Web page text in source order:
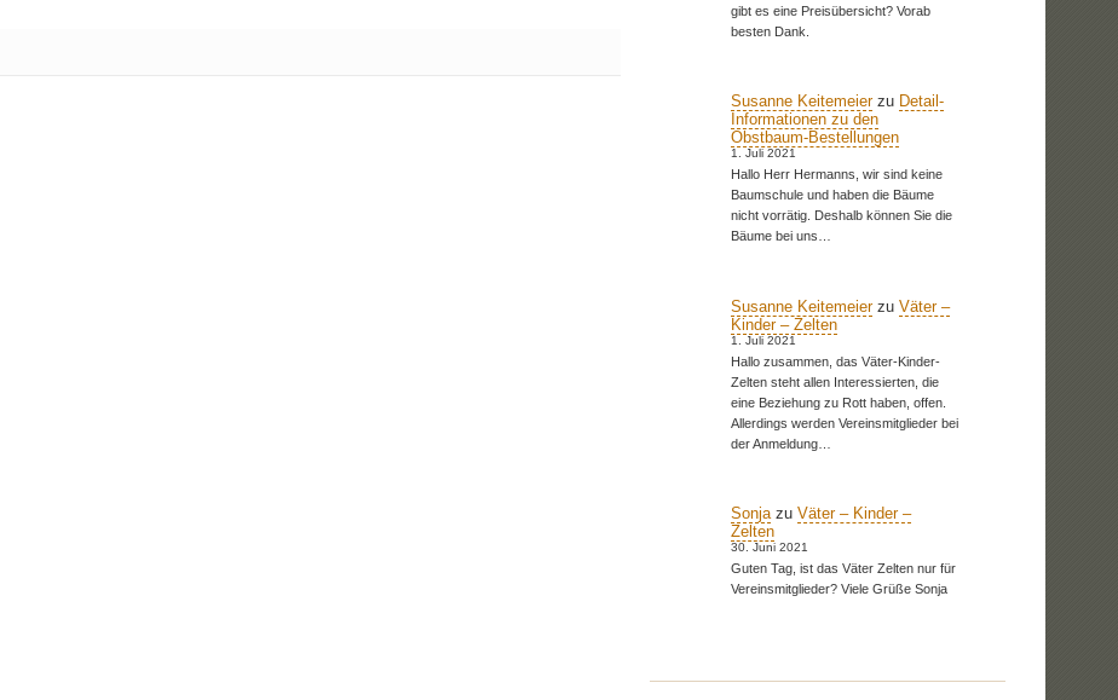
gibt es eine Preisübersicht? Vorab
besten Dank.
Susanne Keitemeierzu Detail-
Informationen zu den
Obstbaum-Bestellungen
1. Juli 2021
Hallo Herr Hermanns, wir sind keine
Baumschule und haben die Bäume
nicht vorrätig. Deshalb können Sie die
Bäume bei uns…
Susanne Keitemeierzu Väter –
Kinder – Zelten
1. Juli 2021
Hallo zusammen, das Väter-Kinder-
Zelten steht allen Interessierten, die
eine Beziehung zu Rott haben, offen.
Allerdings werden Vereinsmitglieder bei
der Anmeldung…
Sonjazu Väter – Kinder –
Zelten
30. Juni 2021
Guten Tag, ist das Väter Zelten nur für
Vereinsmitglieder? Viele Grüße Sonja